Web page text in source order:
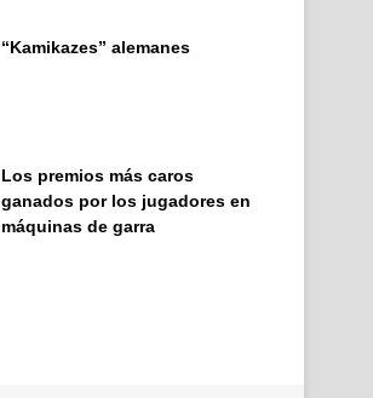
“Kamikazes” alemanes
Los premios más caros
ganados por los jugadores en
máquinas de garra